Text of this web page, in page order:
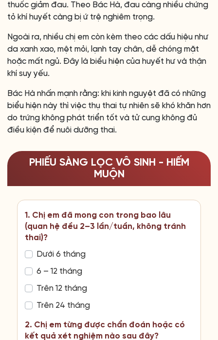
thuốc giảm đau. Theo Bác Hà, đau càng nhiều chứng
tỏ khí huyết càng bị ứ trệ nghiêm trọng.
Ngoài ra, nhiều chị em còn kèm theo các dấu hiệu như
da xanh xao, mệt mỏi, lạnh tay chân, dễ chóng mặt
hoặc mất ngủ. Đây là biểu hiện của huyết hư và thận
khí suy yếu.
Bác Hà nhấn mạnh rằng: khi kinh nguyệt đã có những
biểu hiện này thì việc thụ thai tự nhiên sẽ khó khăn hơn
do trứng không phát triển tốt và tử cung không đủ
điều kiện để nuôi dưỡng thai.
PHIẾU SÀNG LỌC VÔ SINH - HIẾM
MUỘN
1. Chị em đã mong con trong bao lâu
(quan hệ đều 2–3 lần/tuần, không tránh
thai)?
Dưới 6 tháng
6 – 12 tháng
Trên 12 tháng
Trên 24 tháng
2. Chị em từng được chẩn đoán hoặc có
kết quả xét nghiệm nào sau đây?